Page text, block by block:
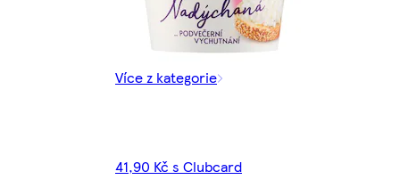
Více z kategorie
41,90 Kč s Clubcard